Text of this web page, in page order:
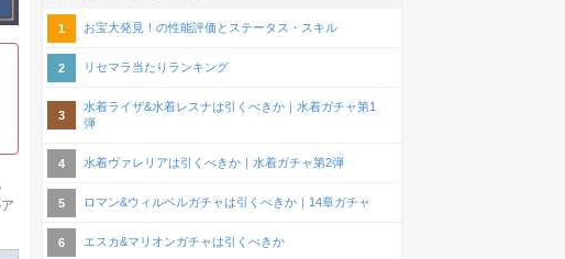
お宝大発見！の性能評価とステータス・スキル
リセマラ当たりランキング
水着ライザ&水着レスナは引くべきか｜水着ガチャ第1
弾
水着ヴァレリアは引くべきか｜水着ガチャ第2弾
ロマン&ウィルベルガチャは引くべきか｜14章ガチャ
エスカ&マリオンガチャは引くべきか